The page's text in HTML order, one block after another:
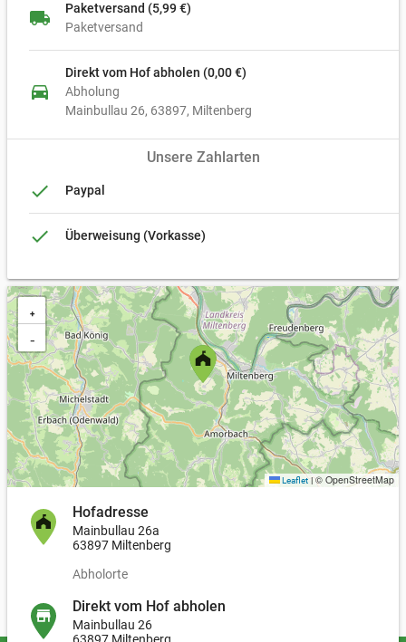
local_shipping
Paketversand (5,99 €)
Paketversand
directions_car
Direkt vom Hof abholen (0,00 €)
Abholung
Mainbullau 26 63897 Miltenberg
Unsere Zahlarten
done Paypal
done Überweisung (Vorkasse)
+
−
Leaflet | © OpenStreetMap
Hofadresse
Mainbullau 26a
63897 Miltenberg
Abholorte
Direkt vom Hof abholen
Mainbullau 26